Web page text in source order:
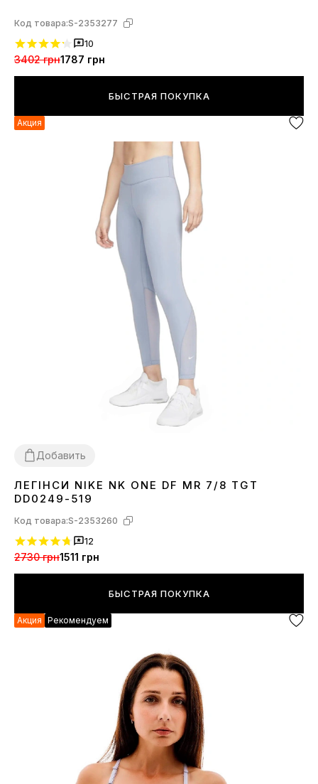
Код товара:S-2353277
10
3402 грн1787 грн
БЫСТРАЯ ПОКУПКА
Акция
Добавить
XS M L
ЛЕГІНСИ NIKE NK ONE DF MR 7/8 TGT
DD0249-519
Код товара:S-2353260
12
2730 грн1511 грн
БЫСТРАЯ ПОКУПКА
Акция Рекомендуем